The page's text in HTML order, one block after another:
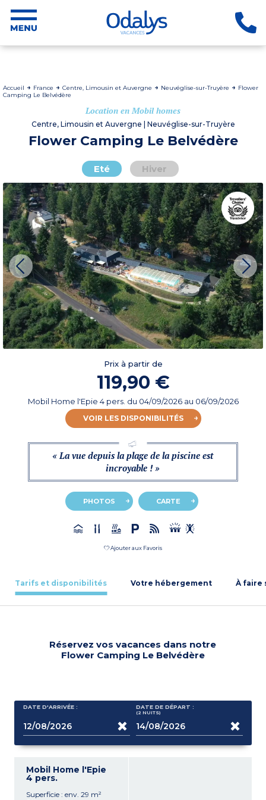
Accueil France Centre, Limousin et Auvergne Neuvéglise-sur-Truyère
Flower
Camping Le Belvédère
Location en Mobil homes
Centre, Limousin et Auvergne | Neuvéglise-sur-Truyère
Flower Camping Le Belvédère
Eté Hiver
Prix à partir de
119,90 €
Mobil Home l'Epie 4 pers. du 04/09/2026au 06/09/2026
VOIR LES DISPONIBILITÉS
« La vue depuis la plage de la piscine est
incroyable ! »
PHOTOS CARTE
Ajouter aux Favoris
Tarifs et disponibilités Votre hébergement À faire
Réservez vos vacances dans notre
Flower Camping Le Belvédère
DATE D'ARRIVÉE : DATE DE DÉPART :
(2 NUITS)
Mobil Home l'Epie
4 pers.
Superficie : env. 29 m²